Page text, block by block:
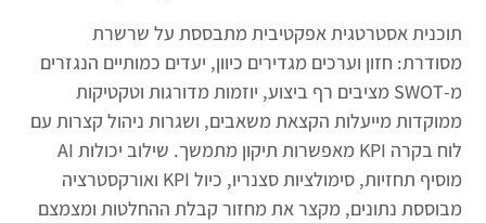
תוכנית אסטרטגית אפקטיבית מתבססת על שרשרת
מסודרת: חזון וערכים מגדירים כיוון, יעדים כמותיים הנגזרים
מ-SWOT מציבים רף ביצוע, יוזמות מדורגות וטקטיקות
ממוקדות מייעלות הקצאת משאבים, ושגרות ניהול קצרות עם
לוח בקרה KPI מאפשרות תיקון מתמשך. שילוב יכולות AI
מוסיף תחזיות, סימולציות סצנריו, כיול KPI ואורקסטרציה
מבוססת נתונים, מקצר את מחזור קבלת ההחלטות ומצמצם